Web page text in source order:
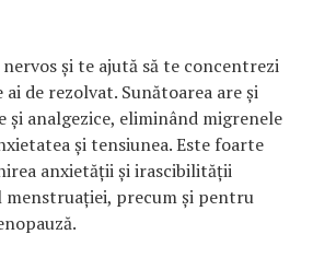
nervos și te ajută să te concentrezi
ai de rezolvat. Sunătoarea are și
și analgezice, eliminând migrenele
și tensiunea. Este foarte
anxietății și irascibilității
precum și pentru